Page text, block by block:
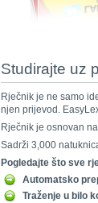
Studirajte uz
Rječnik je ne samo
njen prijevod.
Rječnik je osnovan
Sadrži 3,000
Pogledajte što sve
Automatsko
Traženje u bilo